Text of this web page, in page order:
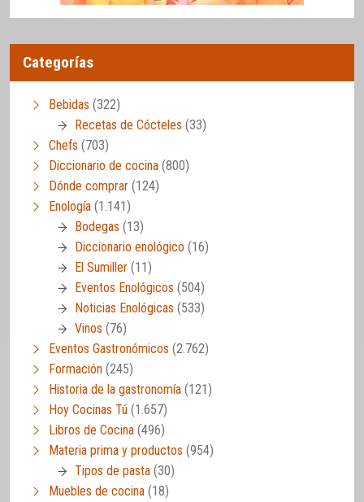
Categorías
Bebidas (322)
Recetas de Cócteles (33)
Chefs (703)
Diccionario de cocina (800)
Dónde comprar (124)
Enología (1.141)
Bodegas (13)
Diccionario enológico (16)
El Sumiller (11)
Eventos Enológicos (504)
Noticias Enológicas (533)
Vinos (76)
Eventos Gastronómicos (2.762)
Formación (245)
Historia de la gastronomía (121)
Hoy Cocinas Tú (1.657)
Libros de Cocina (496)
Materia prima y productos (954)
Tipos de pasta (30)
Muebles de cocina (18)